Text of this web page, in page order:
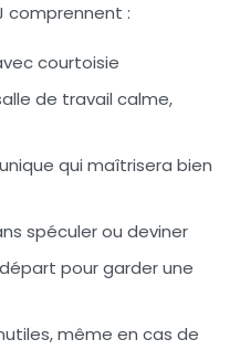
comprennent :
courtoisie
de travail calme,
qui maîtrisera bien
spéculer ou deviner
pour garder une
même en cas de